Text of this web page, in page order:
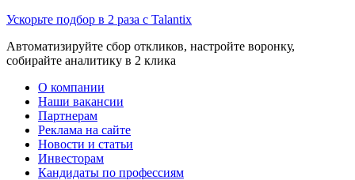
Ускорьте подбор в 2 раза с Talantix
Автоматизируйте сбор откликов, настройте воронку,
собирайте аналитику в 2 клика
О компании
Наши вакансии
Партнерам
Реклама на сайте
Новости и статьи
Инвесторам
Кандидаты по профессиям